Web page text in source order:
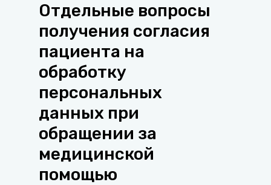
Отдельные вопросы
получения согласия
пациента на
обработку
персональных
данных при
обращении за
медицинской
помощью